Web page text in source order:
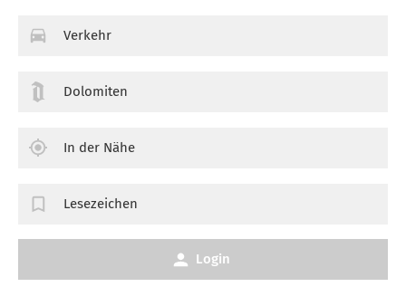
Verkehr
Dolomiten
In der Nähe
Lesezeichen
Login